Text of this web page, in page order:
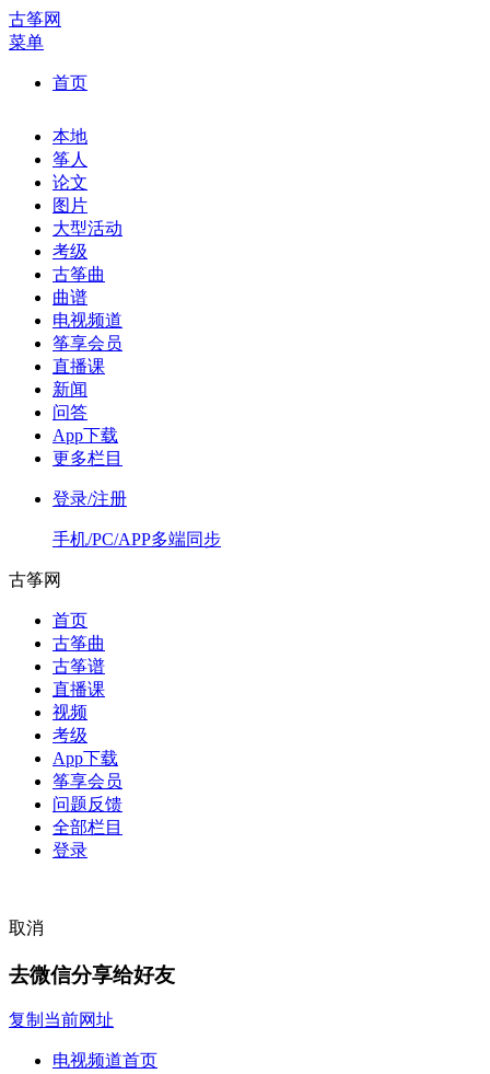
古筝网
菜单
首页
本地
筝人
论文
图片
大型活动
考级
古筝曲
曲谱
电视频道
筝享会员
直播课
新闻
问答
App下载
更多栏目
登录/注册
手机/PC/APP多端同步
古筝网
首页
古筝曲
古筝谱
直播课
视频
考级
App下载
筝享会员
问题反馈
全部栏目
登录
取消
去微信分享给好友
复制当前网址
电视频道首页